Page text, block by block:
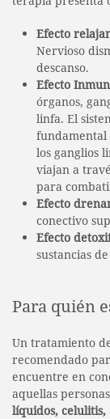
Efecto
Nervioso
descanso.
Efecto
órganos,
linfa. El
fundamental
los ganglios
viajan a
para
Efecto
conectivo
Efecto
sustancias
Para quién
Un tratamiento
recomendado
encuentre en
aquellas
líquidos, celulitis,